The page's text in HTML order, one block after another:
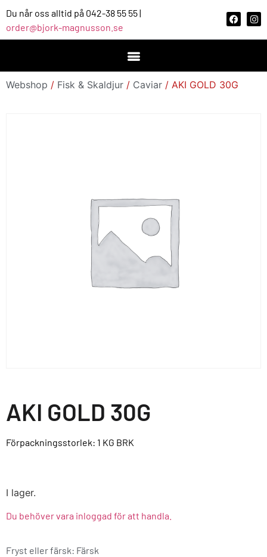
Du når oss alltid på 042-38 55 55 |
order@bjork-magnusson.se
Webshop / Fisk & Skaldjur / Caviar / AKI GOLD 30G
AKI GOLD 30G
Förpackningsstorlek: 1 KG BRK
I lager.
Du behöver vara inloggad för att handla.
Fryst eller färsk: Färsk